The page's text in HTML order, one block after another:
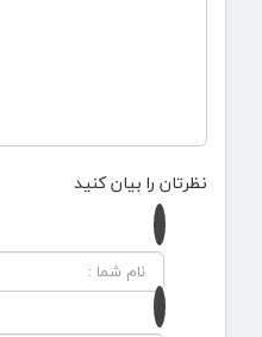
نظرتان را بیان کنید